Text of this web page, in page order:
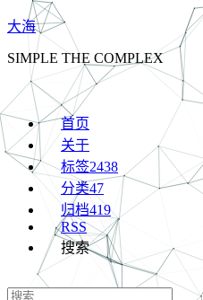
大海
SIMPLE THE COMPLEX
首页
关于
标签2438
分类47
归档419
RSS
搜索